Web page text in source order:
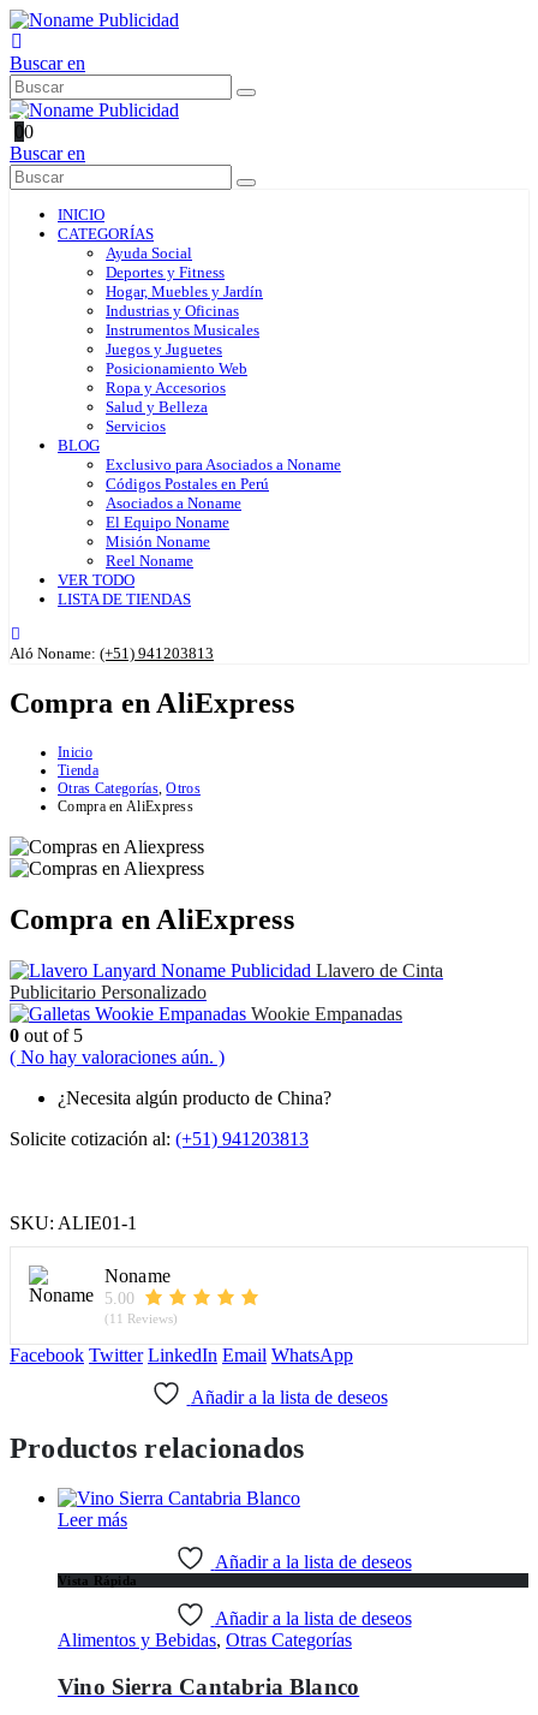
Buscar en
00
Buscar en
INICIO
CATEGORÍAS
Ayuda Social
Deportes y Fitness
Hogar, Muebles y Jardín
Industrias y Oficinas
Instrumentos Musicales
Juegos y Juguetes
Posicionamiento Web
Ropa y Accesorios
Salud y Belleza
Servicios
BLOG
Exclusivo para Asociados a Noname
Códigos Postales en Perú
Asociados a Noname
El Equipo Noname
Misión Noname
Reel Noname
VER TODO
LISTA DE TIENDAS
Aló Noname: (+51) 941203813
Compra en AliExpress
Inicio
Tienda
Otras Categorías,Otros
Compra en AliExpress
Compra en AliExpress
Llavero de Cinta
Publicitario Personalizado
Wookie Empanadas
0 out of 5
( No hay valoraciones aún. )
¿Necesita algún producto de China?
Solicite cotización al: (+51) 941203813
SKU: ALIE01-1
Noname
5.00
(11 Reviews)
Facebook Twitter LinkedIn Email WhatsApp
Añadir a la lista de deseos
Productos relacionados
Leer más
Añadir a la lista de deseos
Vista Rápida
Añadir a la lista de deseos
Alimentos y Bebidas, Otras Categorías
Vino Sierra Cantabria Blanco